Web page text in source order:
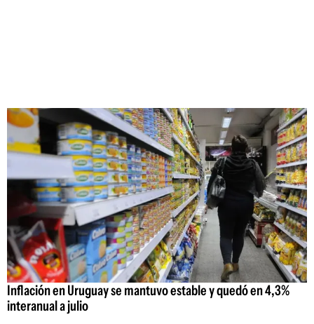
Inflación en Uruguay se mantuvo estable y quedó en 4,3%
interanual a julio